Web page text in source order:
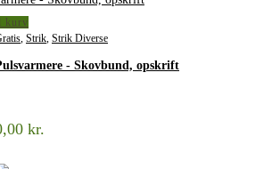
kurv
, Strik, Strik Diverse
- Skovbund, opskrift
kr.